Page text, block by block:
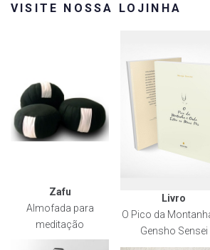
VISITE NOSSA LOJINHA
Zafu
Almofada para
meditação
Livro
O Pico da
Gensho Sensei